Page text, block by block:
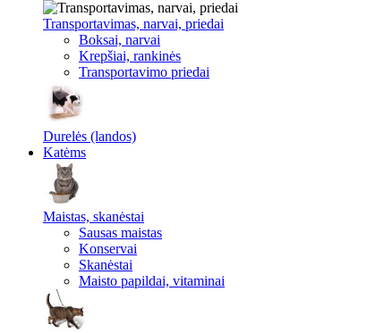
Transportavimas, narvai, priedai
Boksai, narvai
Krepšiai, rankinės
Transportavimo priedai
Durelės (landos)
Katėms
Maistas, skanėstai
Sausas maistas
Konservai
Skanėstai
Maisto papildai, vitaminai